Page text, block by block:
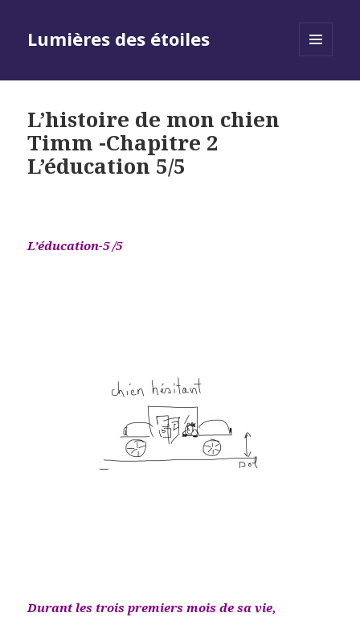
Lumières des étoiles
L’histoire de mon chien
Timm -Chapitre 2
L’éducation 5/5
L’éducation-5 /5
Durant les trois premiers mois de sa vie,